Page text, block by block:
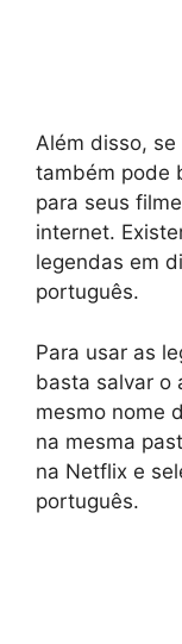
Além disso, se
também pode
para seus
internet.
legendas em
português.
Para usar as
basta salvar o
mesmo nome
na mesma
na Netflix e
português.